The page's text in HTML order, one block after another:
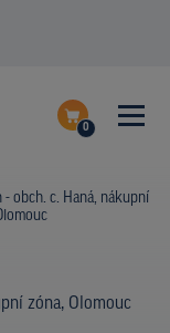
0
dopyt
obch. c. Haná, nákupní
zóna, Olomouc